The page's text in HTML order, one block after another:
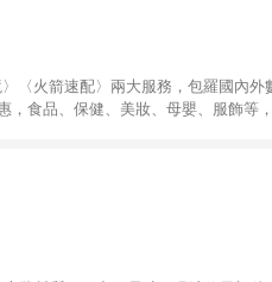
〈火箭速配〉兩大服務，包羅國內外
，食品、保健、美妝、母嬰、服飾等